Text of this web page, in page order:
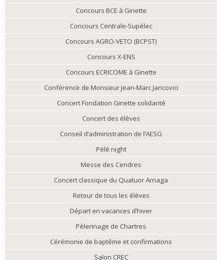
Concours BCE à Ginette
Concours Centrale-Supélec
Concours AGRO-VETO (BCPST)
Concours X-ENS
Concours ECRICOME à Ginette
Conférence de Monsieur Jean-Marc Jancovici
Concert Fondation Ginette solidarité
Concert des élèves
Conseil d’administration de l’AESG
Pélé night
Messe des Cendres
Concert classique du Quatuor Arnaga
Retour de tous les élèves
Départ en vacances d’hiver
Pèlerinage de Chartres
Cérémonie de baptême et confirmations
Salon CREC